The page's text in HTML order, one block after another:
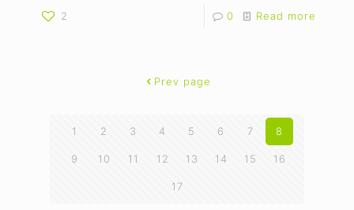
2 0 Read more
Prev page
1 2 3 4 5 6 7 8
9 10 11 12 13 14 15 16
17